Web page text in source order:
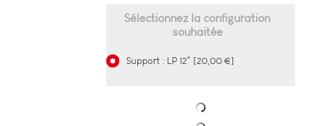
Sélectionnez la configuration
souhaitée
Support : LP 12" [20,00 €]